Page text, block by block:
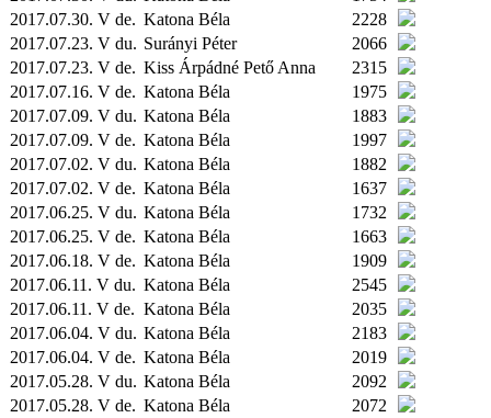
2017.07.30. V de. Katona Béla
2228
2017.07.23. V du. Surányi Péter
2066
2017.07.23. V de. Kiss Árpádné Pető Anna
2315
2017.07.16. V de. Katona Béla
1975
2017.07.09. V du. Katona Béla
1883
2017.07.09. V de. Katona Béla
1997
2017.07.02. V du. Katona Béla
1882
2017.07.02. V de. Katona Béla
1637
2017.06.25. V du. Katona Béla
1732
2017.06.25. V de. Katona Béla
1663
2017.06.18. V de. Katona Béla
1909
2017.06.11. V du. Katona Béla
2545
2017.06.11. V de. Katona Béla
2035
2017.06.04. V du. Katona Béla
2183
2017.06.04. V de. Katona Béla
2019
2017.05.28. V du. Katona Béla
2092
2017.05.28. V de. Katona Béla
2072